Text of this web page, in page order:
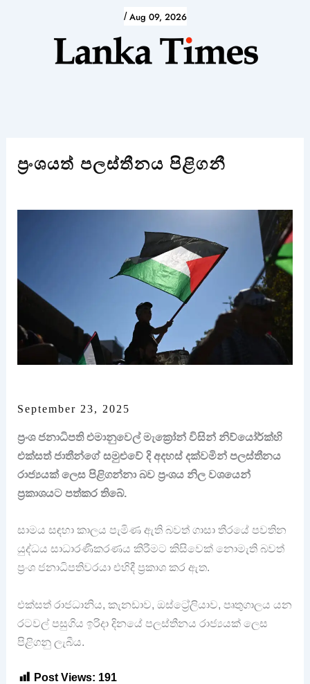
/ Aug 09, 2026
ප්‍රංශයත් පලස්තීනය පිළිගනී
September 23, 2025
ප්‍රංශ ජනාධිපති එමානුවෙල් මැක්‍රෝන් විසින් නිව්යෝර්ක්හි
එක්සත් ජාතීන්ගේ සමුළුවේ දි අදහස් දක්වමින් පලස්තීනය
රාජ්‍යයක් ලෙස පිළිගන්නා බව ප්‍රංශය නිල වශයෙන්
ප්‍රකාශයට පත්කර තිබේ.
සාමය සඳහා කාලය පැමිණ ඇති බවත් ගාසා තීරයේ පවතින
යුද්ධය සාධාරණීකරණය කිරීමට කිසිවෙක් නොමැති බවත්
ප්‍රංශ ජනාධිපතිවරයා එහිදී ප්‍රකාශ කර ඇත.
එක්සත් රාජධානිය, කැනඩාව, ඔස්ට්‍රේලියාව, පෘතුගාලය යන
රටවල් පසුගිය ඉරිදා දිනයේ පලස්තීනය රාජ්‍යයක් ලෙස
පිළිගනු ලැබීය.
Post Views: 191